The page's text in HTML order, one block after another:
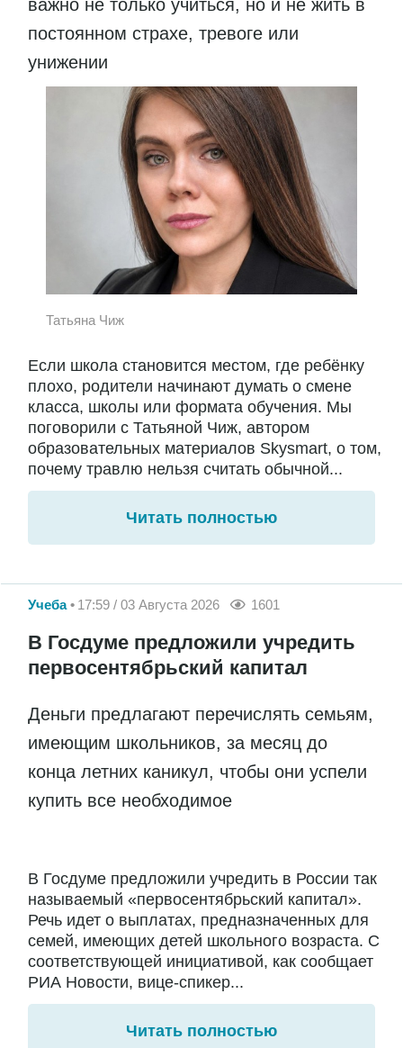
важно не только учиться, но и не жить в
постоянном страхе, тревоге или
унижении
Татьяна Чиж
Если школа становится местом, где ребёнку
плохо, родители начинают думать о смене
класса, школы или формата обучения. Мы
поговорили с Татьяной Чиж, автором
образовательных материалов Skysmart, о том,
почему травлю нельзя считать обычной...
Читать полностью
Учеба 17:59 / 03 Августа 2026 1601
В Госдуме предложили учредить
первосентябрьский капитал
Деньги предлагают перечислять семьям,
имеющим школьников, за месяц до
конца летних каникул, чтобы они успели
купить все необходимое
В Госдуме предложили учредить в России так
называемый «первосентябрьский капитал».
Речь идет о выплатах, предназначенных для
семей, имеющих детей школьного возраста. С
соответствующей инициативой, как сообщает
РИА Новости, вице-спикер...
Читать полностью